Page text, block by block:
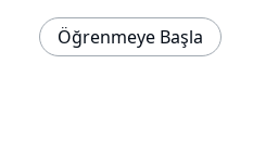
Öğrenmeye Başla